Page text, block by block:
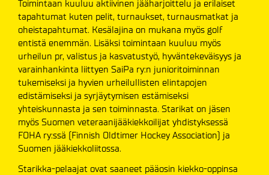
Toimintaan kuuluu aktiivinen jääharjoittelu ja erilaiset
tapahtumat kuten pelit, turnaukset, turnausmatkat ja
oheistapahtumat. Kesälajina on mukana myös golf
entistä enemmän. Lisäksi toimintaan kuuluu myös
urheilun pr, valistus ja kasvatustyö, hyväntekeväisyys ja
varainhankinta liittyen SaiPa ry:n junioritoiminnan
tukemiseksi ja hyvien urheilullisten elintapojen
edistämiseksi ja syrjäytymisen estämiseksi
yhteiskunnasta ja sen toiminnasta. Starikat on jäsen
myös Suomen veteraanijääkiekkoilijat yhdistyksessä
FOHA ry:ssä (Finnish Oldtimer Hockey Association) ja
Suomen jääkiekkoliitossa.
Starikka-pelaajat ovat saaneet pääosin kiekko-oppinsa